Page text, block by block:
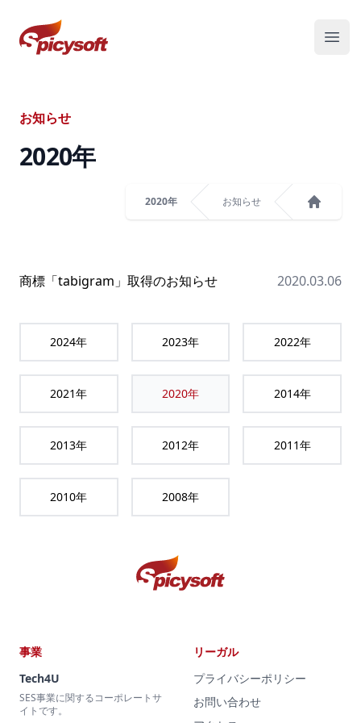
スパイシーソフト株式会社
メニ
お知らせ
2020年
2020年 お知らせ
商標「tabigram」取得のお知らせ 2020.03.06
2024年 2023年 2022年
2021年 2020年 2014年
2013年 2012年 2011年
2010年 2008年
事業
Tech4U
SES事業に関するコーポレートサ
イトです。
リーガル
プライバシーポリシー
お問い合わせ